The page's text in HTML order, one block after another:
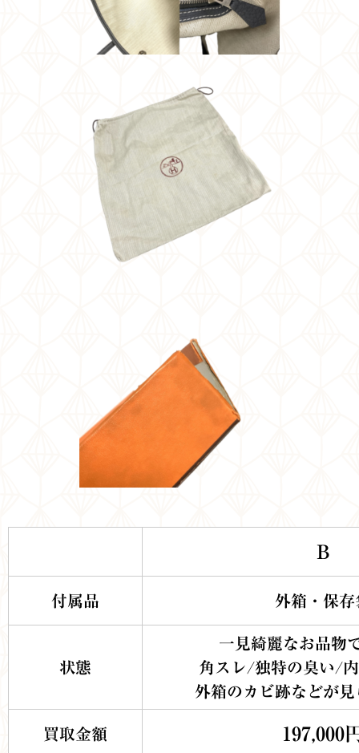
B
付属品 外箱・保存
状態
一見綺麗なお品物
角スレ/独特の臭い/
外箱のカビ跡などが
買取金額 197,000